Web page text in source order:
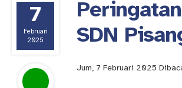
7
Februari
2025
SDN
Jum, 7 Februari 2025